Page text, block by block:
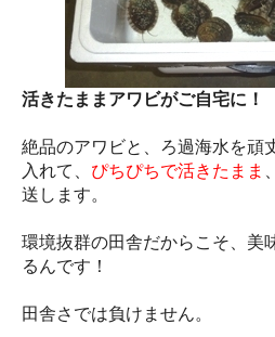
活きたままアワビがご自宅に！
絶品のアワビと、ろ過海水を頑
入れて、 ぴちぴちで活きたまま
送します。
環境抜群の田舎だからこそ、美
るんです！
田舎さでは負けません。